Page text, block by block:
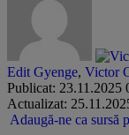
Edit Gyenge, Victor
Publicat: 23.11.2025
Actualizat:
Adaugă-ne ca sursă